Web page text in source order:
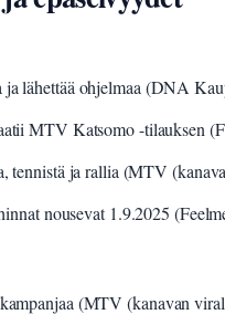
lähettää ohjelmaa (DNA
MTV Katsomo -tilauksen
tennistä ja rallia (MTV
nousevat 1.9.2025
(MTV (kanavan